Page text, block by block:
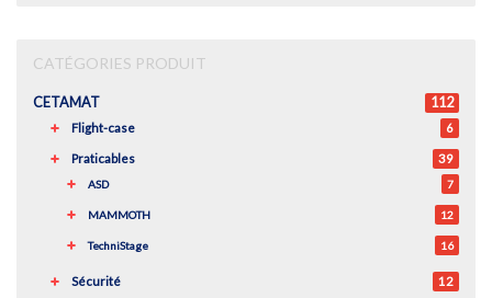
CATÉGORIES PRODUIT
CETAMAT 112
Flight-case 6
Praticables 39
ASD 7
MAMMOTH 12
TechniStage 16
Sécurité 12